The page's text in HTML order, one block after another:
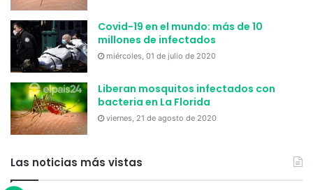
Covid-19 en el mundo: más de 10
millones de infectados
miércoles, 01 de julio de 2020
Liberan mosquitos infectados con
bacteria en La Florida
viernes, 21 de agosto de 2020
Las noticias más vistas